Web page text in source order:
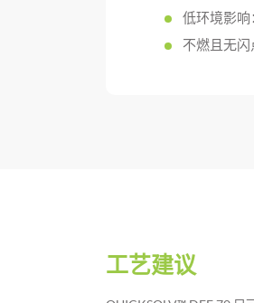
低环境影响
不燃且无闪
工艺建议